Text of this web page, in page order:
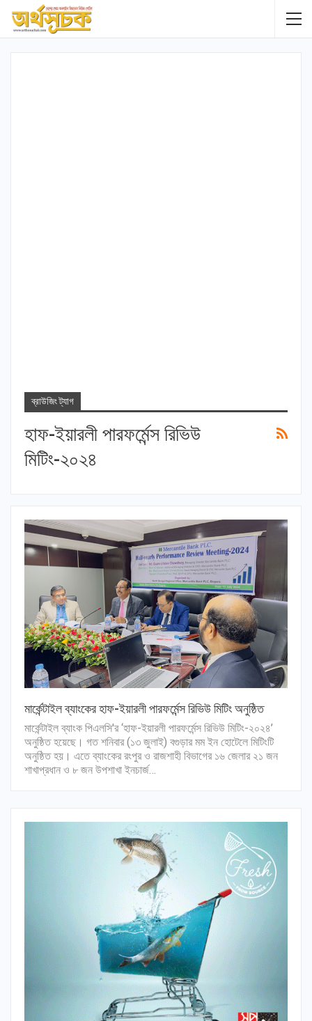
ব্রাউজিং ট্যাগ
হাফ-ইয়ারলী পারফর্মেন্স রিভিউ
মিটিং-২০২৪
মার্কেন্টাইল ব্যাংকের হাফ-ইয়ারলী পারফর্মেন্স রিভিউ মিটিং অনুষ্ঠিত
মার্কেন্টাইল ব্যাংক পিএলসি'র ‘হাফ-ইয়ারলী পারফর্মেন্স রিভিউ মিটিং-২০২৪’
অনুষ্ঠিত হয়েছে। গত শনিবার (১৩ জুলাই) বগুড়ার মম ইন হোটেলে মিটিংটি
অনুষ্ঠিত হয়। এতে ব্যাংকের রংপুর ও রাজশাহী বিভাগের ১৬ জেলার ২১ জন
শাখাপ্রধান ও ৮ জন উপশাখা ইনচার্জ…